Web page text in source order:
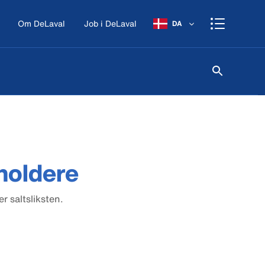
Om DeLaval Job i DeLaval DA
saltsliksten.